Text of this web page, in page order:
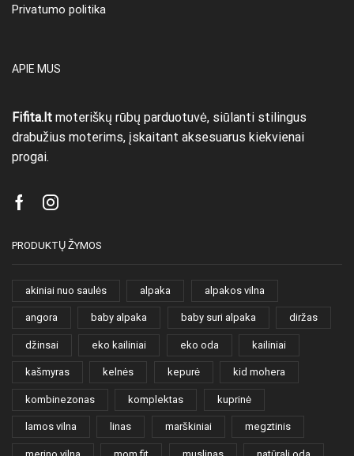
Privatumo politika
APIE MUS
Fifita.lt moteriškų rūbų parduotuvė, siūlanti stilingus
drabužius moterims, įskaitant aksesuarus kiekvienai
progai.
FacebookInstagram
PRODUKTŲ ŽYMOS
akiniai nuo saulės alpaka alpakos vilna
angora baby alpaka baby suri alpaka diržas
džinsai eko kailiniai eko oda kailiniai
kašmyras kelnės kepurė kid mohera
kombinezonas komplektas kuprinė
lamos vilna linas marškiniai megztinis